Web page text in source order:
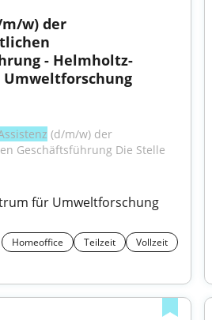
w) der
- Helmholtz-
(d/m/w) der
Geschäftsführung Die Stelle
für Umweltforschung
Homeoffice Teilzeit Vollzeit